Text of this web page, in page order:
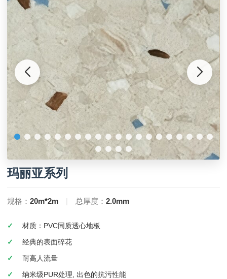
玛丽亚系列
规格：20m*2m 总厚度：2.0mm
材质：PVC同质透心地板
经典的表面碎花
耐高人流量
纳米级PUR处理, 出色的抗污性能